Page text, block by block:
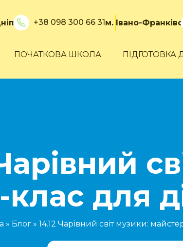
+38 098 300 66 31м. Івано-
ПОЧАТКОВА ШКОЛА ПІДГОТОВКА
для
» Блог» 14.12 Чарівний світ музики: